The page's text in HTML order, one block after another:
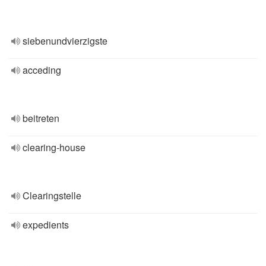
siebenundvierzigste
acceding
beitreten
clearing-house
Clearingstelle
expedients